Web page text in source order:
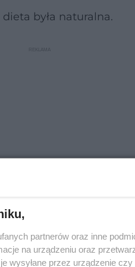
była naturalna.
i nie zastąpi wizyty
partnerów oraz inne
na urządzeniu oraz
wysyłane przez urządzenie